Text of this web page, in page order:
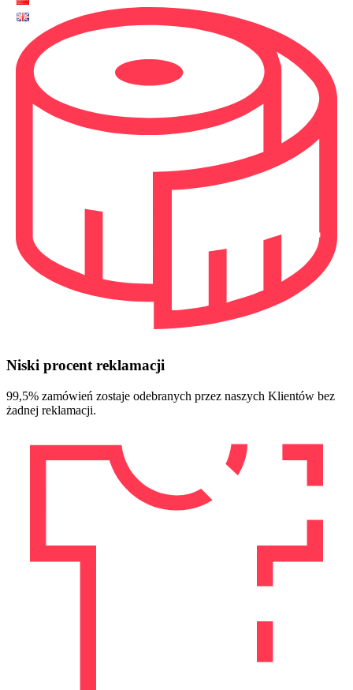
Niski procent reklamacji
99,5% zamówień zostaje odebranych przez naszych Klientów bez
żadnej reklamacji.